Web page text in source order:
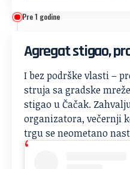
Pre 1 godine
Agregat stigao,
I bez podrške vlasti –
struja sa gradske
stigao u Čačak.
organizatora, večernji
trgu se neometano